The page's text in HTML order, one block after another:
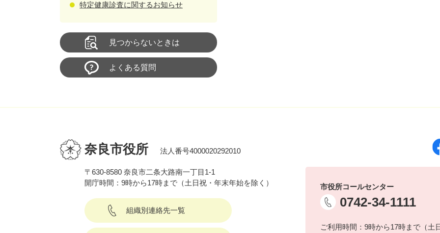
特定健康診査に関するお知らせ
見つからないときは
よくある質問
奈良市役所 法人番号4000020292010
〒630-8580 奈良市二条大路南一丁目1-1
開庁時間：9時から17時まで（土日祝・年末年始を除く）
組織別連絡先一覧
市役所コールセンター
0742-34-1111
ご利用時間：9時から17時まで（土